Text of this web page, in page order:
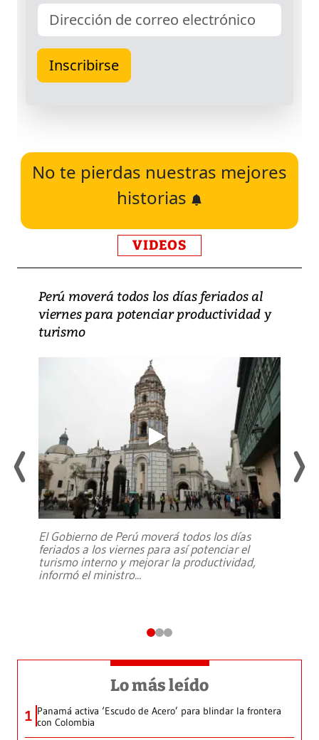
No te pierdas nuestras mejores
historias
VIDEOS
Perú moverá todos los días feriados al
viernes para potenciar productividad y
turismo
El Gobierno de Perú moverá todos los días
feriados a los viernes para así potenciar el
turismo interno y mejorar la productividad,
informó el ministro...
Lo más leído
1 Panamá activa ‘Escudo de Acero’ para blindar la frontera
con Colombia